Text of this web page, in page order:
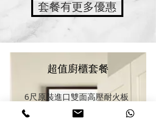
套餐有更多優惠
超值廚櫃套餐
6尺原裝進口雙面高壓耐火板
門板(20mm)地櫃
​6尺原裝進口雙面高壓耐火板